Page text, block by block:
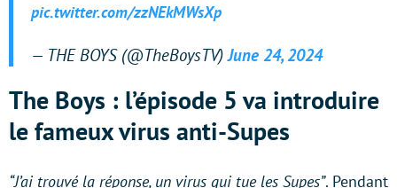
pic.twitter.com/zzNEkMWsXp
— THE BOYS (@TheBoysTV)June 24, 2024
The Boys : l’épisode 5 va introduire
le fameux virus anti-Supes
“J’ai trouvé la réponse, un virus qui tue les Supes”. Pendant